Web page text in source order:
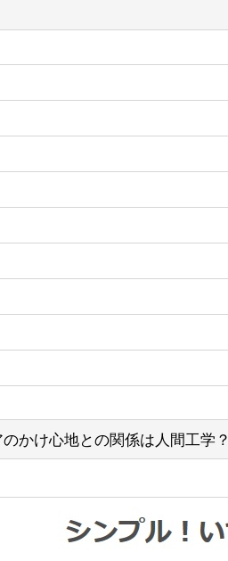
かけ心地との関係は人間工学？